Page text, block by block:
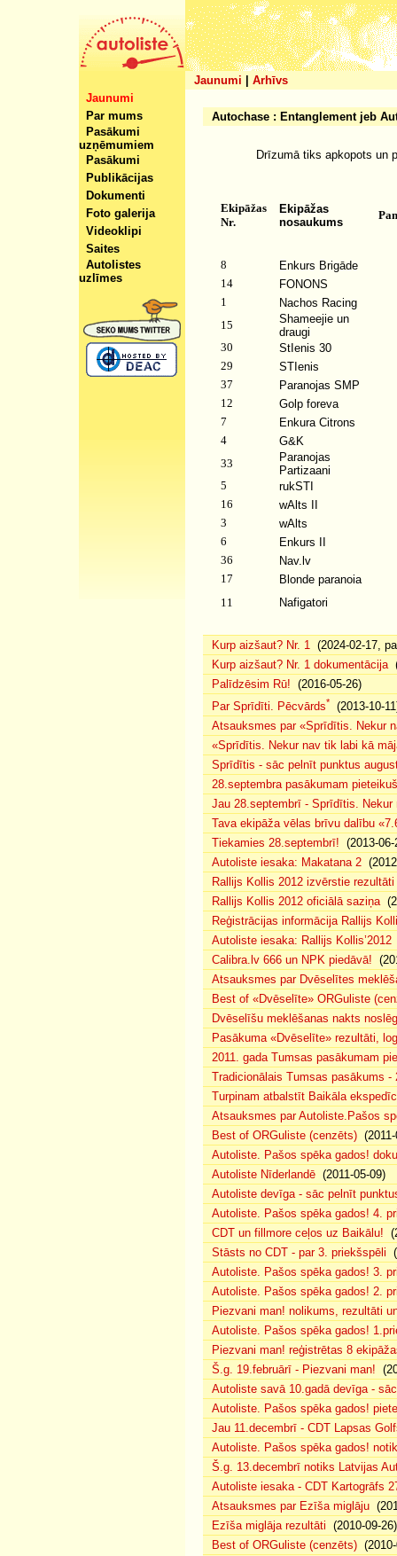
Jaunumi
Arhīvs
Jaunumi
Par mums
Pasākumi
uzņēmumiem
Pasākumi
Publikācijas
Dokumenti
Foto galerija
Videoklipi
Saites
Autolistes
uzlīmes
Autochase : Entanglement jeb
Drīzumā tiks apkopots un
Ekipāžas
Nr.
Ekipāžas
nosaukums
8
Enkurs Brigāde
14
FONONS
1
Nachos Racing
15
Shameejie un
draugi
30
StIenis 30
29
STIenis
37
Paranojas SMP
12
Golp foreva
7
Enkura Citrons
4
G&K
33
Paranojas
Partizaani
5
rukSTI
16
wAlts II
3
wAlts
6
Enkurs II
36
Nav.lv
17
Blonde paranoia
11
Nafigatori
Kurp aizšaut? Nr. 1(2024-02-17,
Kurp aizšaut? Nr. 1 dokumentācija
Palīdzēsim Rū! (2016-05-26)
Par Sprīdīti. Pēcvārds*(2013-10-
Atsauksmes par «Sprīdītis. Nekur
«Sprīdītis. Nekur nav tik labi kā
Sprīdītis - sāc pelnīt punktus
28.septembra pasākumam
Jau 28.septembrī - Sprīdītis.
Tava ekipāža vēlas brīvu dalību
Tiekamies 28.septembrī! (2013-06-
Autoliste iesaka: Makatana 2
Rallijs Kollis 2012 izvērstie rezultāti
Rallijs Kollis 2012 oficiālā saziņa
Reģistrācijas informācija Rallijs
Autoliste iesaka: Rallijs Kollis’2012
Calibra.lv 666 un NPK piedāvā!
Atsauksmes par Dvēselītes
Best of «Dvēselīte» ORGuliste
Dvēselīšu meklēšanas nakts
Pasākuma «Dvēselīte» rezultāti,
2011. gada Tumsas pasākumam
Tradicionālais Tumsas pasākums -
Turpinam atbalstīt Baikāla
Atsauksmes par Autoliste.Pašos
Best of ORGuliste (cenzēts)(2011-
Autoliste. Pašos spēka gados!
Autoliste Nīderlandē(2011-05-09)
Autoliste devīga - sāc pelnīt
Autoliste. Pašos spēka gados! 4.
CDT un fillmore ceļos uz Baikālu!
Stāsts no CDT - par 3. priekšspēli
Autoliste. Pašos spēka gados! 3.
Autoliste. Pašos spēka gados! 2.
Piezvani man! nolikums, rezultāti
Autoliste. Pašos spēka gados!
Piezvani man! reģistrētas 8
Š.g. 19.februārī - Piezvani man!
Autoliste savā 10.gadā devīga -
Autoliste. Pašos spēka gados!
Jau 11.decembrī - CDT Lapsas
Autoliste. Pašos spēka gados!
Š.g. 13.decembrī notiks Latvijas
Autoliste iesaka - CDT Kartogrāfs
Atsauksmes par Ezīša miglāju
Ezīša miglāja rezultāti (2010-09-26)
Best of ORGuliste (cenzēts)(2010-